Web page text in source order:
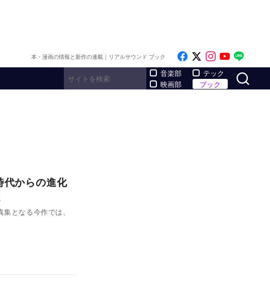
本・漫画の情報と新作の連載｜リアルサウンド ブック Like on Facebook
Follow on x
Follow on
Follow
音楽部
映画部
テック
ブック
からの進化
となる今作では、